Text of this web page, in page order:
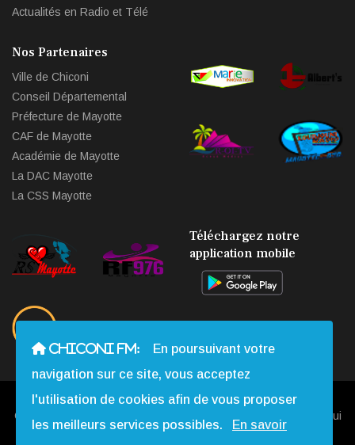
Actualités en Radio et Télé
Nos Partenaires
Ville de Chiconi
Conseil Départemental
Préfecture de Mayotte
CAF de Mayotte
Académie de Mayotte
La DAC Mayotte
La CSS Mayotte
Téléchargez notre
application mobile
Copyright © 2013 - 2026 Chiconi FM. Tous Droits Réservés |
Qui
CHICONI FM:
En poursuivant votre
navigation sur ce site, vous acceptez
l'utilisation de cookies afin de vous proposer
les meilleurs services possibles.
En savoir